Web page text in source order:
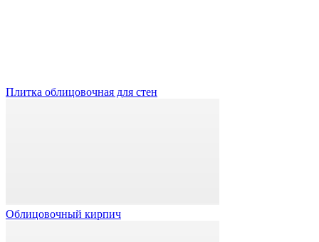
Плитка облицовочная для стен
Облицовочный кирпич